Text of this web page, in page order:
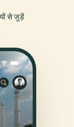
से जुड़ें